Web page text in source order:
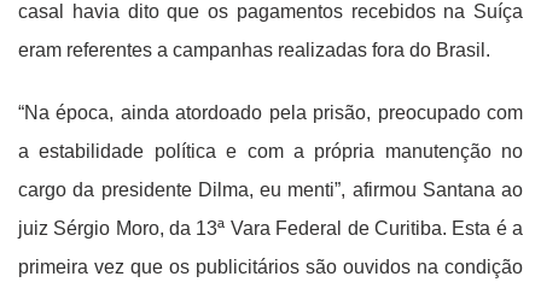
casal havia dito que os pagamentos recebidos na Suíça
eram referentes a campanhas realizadas fora do Brasil.
“Na época, ainda atordoado pela prisão, preocupado com
a estabilidade política e com a própria manutenção no
cargo da presidente Dilma, eu menti”, afirmou Santana ao
juiz Sérgio Moro, da 13ª Vara Federal de Curitiba. Esta é a
primeira vez que os publicitários são ouvidos na condição